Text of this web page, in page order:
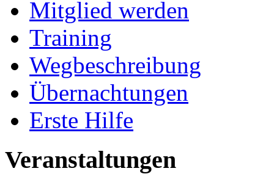
Mitglied werden
Training
Wegbeschreibung
Übernachtungen
Erste Hilfe
Veranstaltungen